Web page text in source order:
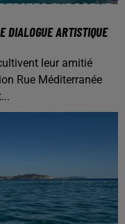
DIALOGUE ARTISTIQUE
leur amitié
Rue Méditerranée